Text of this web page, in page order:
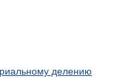
делению